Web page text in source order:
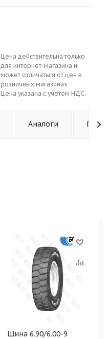
Цена действительна только
для интернет-магазина и
может отличаться от цен в
розничных магазинах
Цена указана с учетом НДС.
Аналоги
Шина 6.90/6.00-9